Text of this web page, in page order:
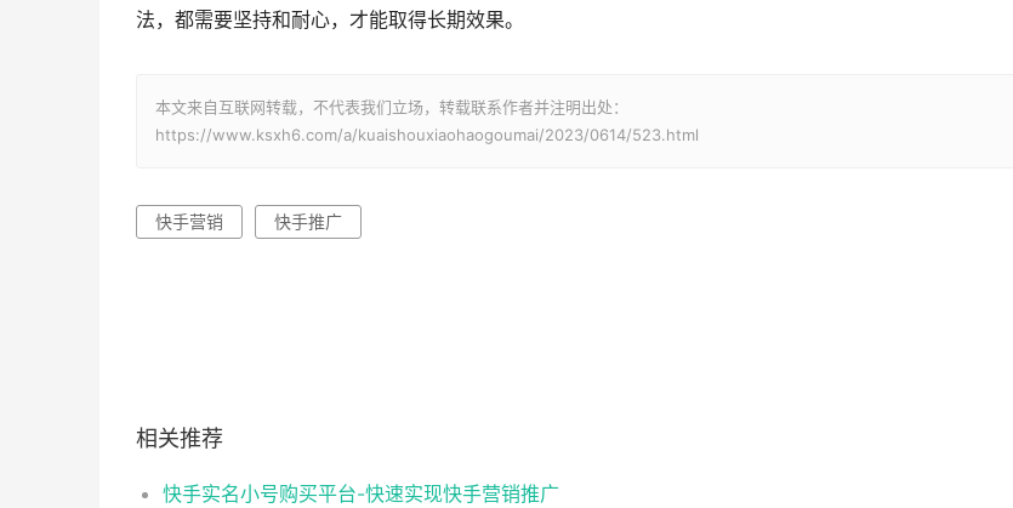
法，都需要坚持和耐心，才能取得长期效果。
本文来自互联网转载，不代表我们立场，转载联系作者并注明出处：
https://www.ksxh6.com/a/kuaishouxiaohaogoumai/2023/0614/523.html
快手营销 快手推广
相关推荐
快手实名小号购买平台-快速实现快手营销推广